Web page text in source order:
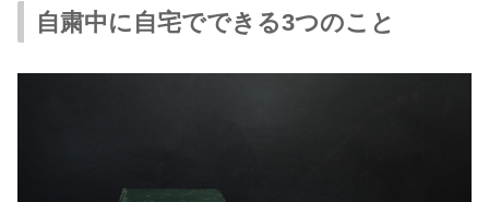
自粛中に自宅でできる3つのこと